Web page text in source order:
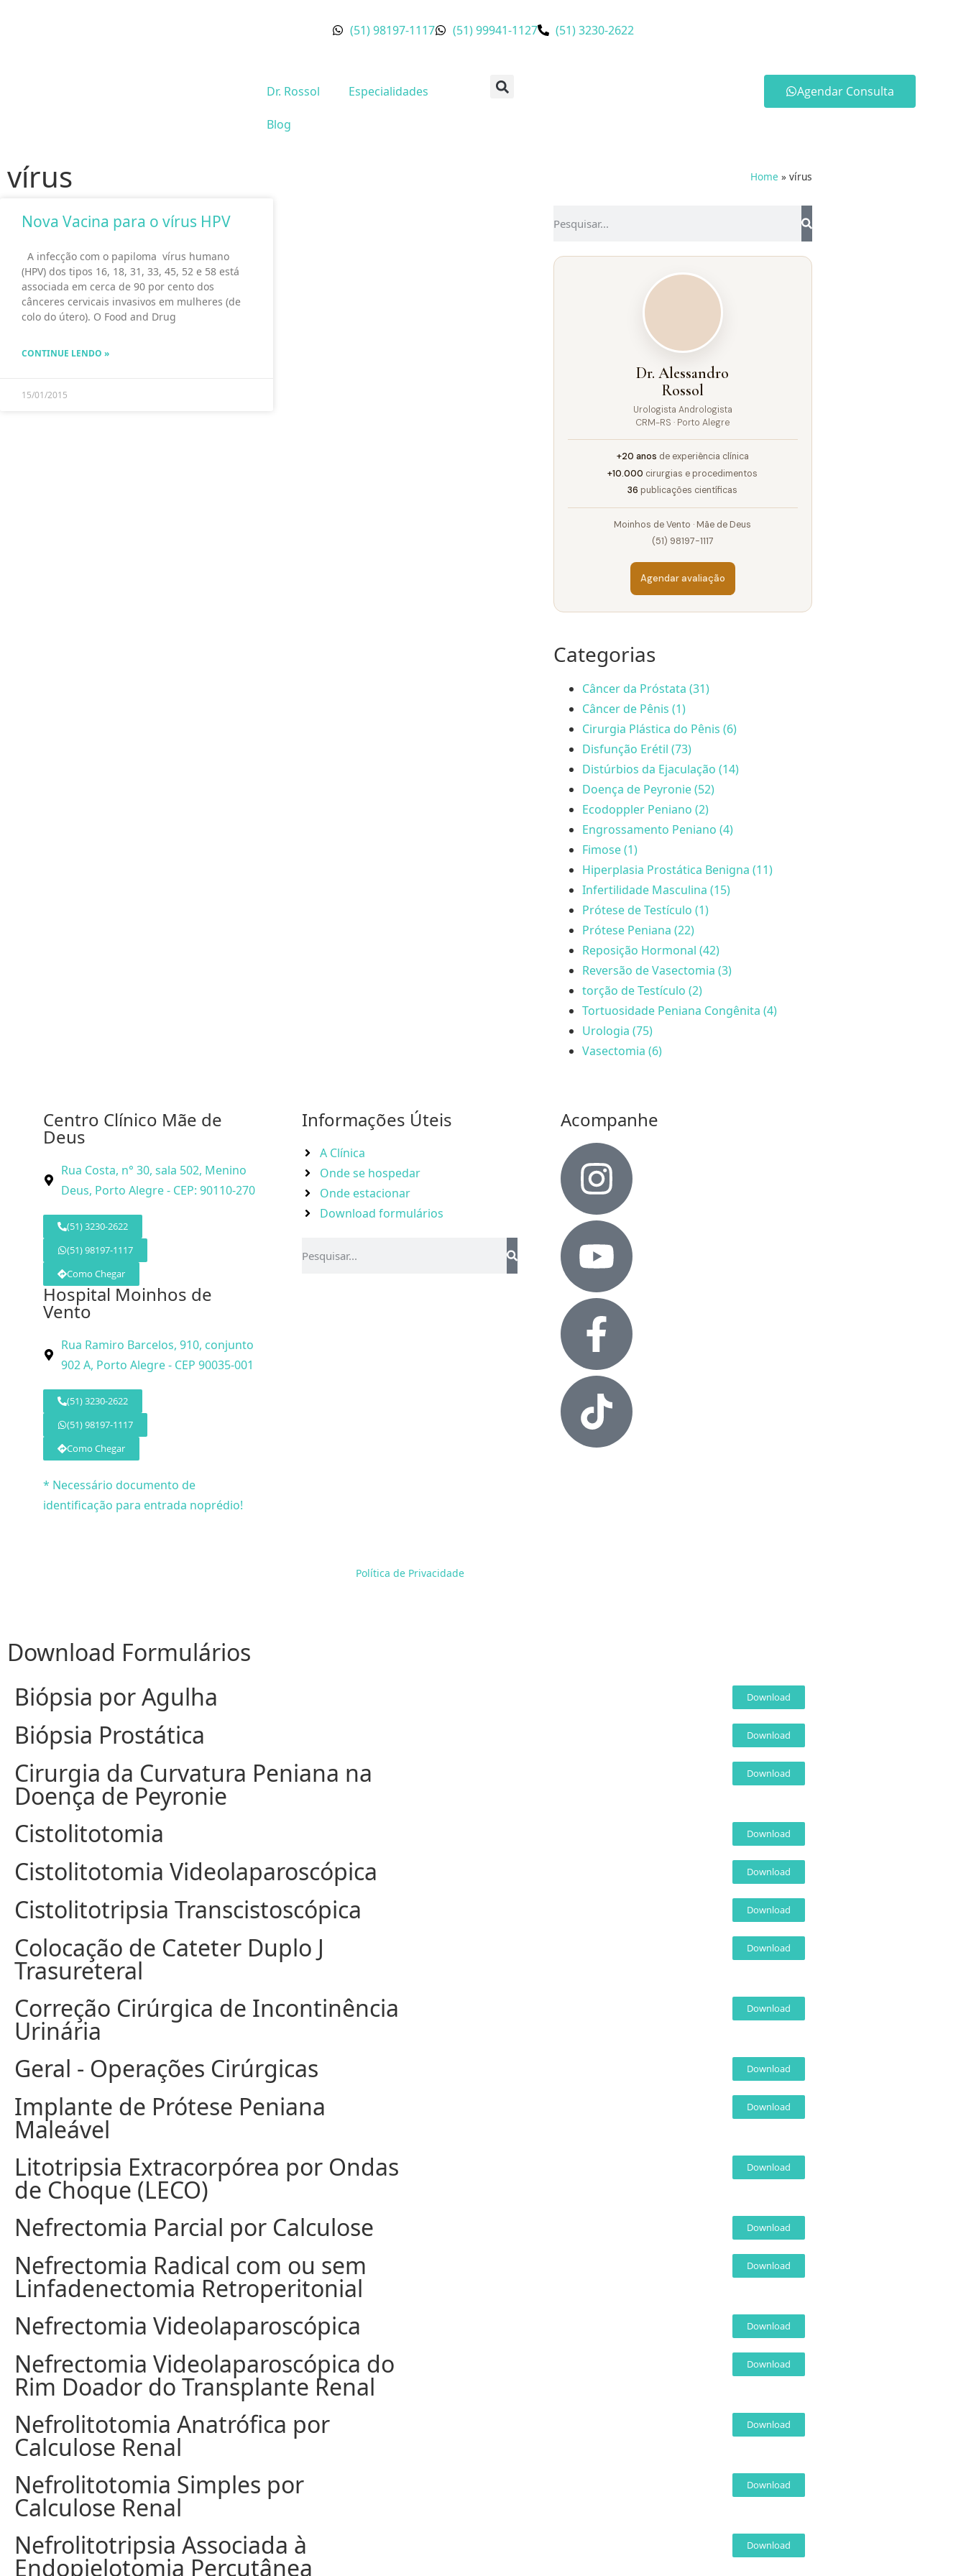
(51) 98197-1117 (51) 99941-1127 (51) 3230-2622
Dr. Rossol Especialidades
Blog
Agendar Consulta
vírus Home » vírus
Nova Vacina para o vírus HPV
A infecção com o papiloma vírus humano
(HPV) dos tipos 16, 18, 31, 33, 45, 52 e 58 está
associada em cerca de 90 por cento dos
cânceres cervicais invasivos em mulheres (de
colo do útero). O Food and Drug
CONTINUE LENDO »
15/01/2015
Dr. Alessandro
Rossol
Urologista Andrologista
CRM-RS · Porto Alegre
+20 anos de experiência clínica
+10.000 cirurgias e procedimentos
36 publicações científicas
Moinhos de Vento · Mãe de Deus
(51) 98197-1117
Agendar avaliação
Categorias
Câncer da Próstata (31)
Câncer de Pênis (1)
Cirurgia Plástica do Pênis (6)
Disfunção Erétil (73)
Distúrbios da Ejaculação (14)
Doença de Peyronie (52)
Ecodoppler Peniano (2)
Engrossamento Peniano (4)
Fimose (1)
Hiperplasia Prostática Benigna (11)
Infertilidade Masculina (15)
Prótese de Testículo (1)
Prótese Peniana (22)
Reposição Hormonal (42)
Reversão de Vasectomia (3)
torção de Testículo (2)
Tortuosidade Peniana Congênita (4)
Urologia (75)
Vasectomia (6)
Centro Clínico Mãe de
Deus
Rua Costa, n° 30, sala 502, Menino
Deus, Porto Alegre - CEP: 90110-270
(51) 3230-2622
(51) 98197-1117
Como Chegar
Hospital Moinhos de
Vento
Rua Ramiro Barcelos, 910, conjunto
902 A, Porto Alegre - CEP 90035-001
(51) 3230-2622
(51) 98197-1117
Como Chegar
* Necessário documento de
identificação para entrada noprédio!
Informações Úteis
A Clínica
Onde se hospedar
Onde estacionar
Download formulários
Acompanhe
Política de Privacidade
Download Formulários
Biópsia por Agulha
Download
Biópsia Prostática Download
Cirurgia da Curvatura Peniana na
Doença de Peyronie
Download
Cistolitotomia Download
Cistolitotomia Videolaparoscópica Download
Cistolitotripsia Transcistoscópica Download
Colocação de Cateter Duplo J
Trasureteral
Download
Correção Cirúrgica de Incontinência
Urinária
Download
Geral - Operações Cirúrgicas Download
Implante de Prótese Peniana
Maleável
Download
Litotripsia Extracorpórea por Ondas
de Choque (LECO)
Download
Nefrectomia Parcial por Calculose Download
Nefrectomia Radical com ou sem
Linfadenectomia Retroperitonial
Download
Nefrectomia Videolaparoscópica Download
Nefrectomia Videolaparoscópica do
Rim Doador do Transplante Renal
Download
Nefrolitotomia Anatrófica por
Calculose Renal
Download
Nefrolitotomia Simples por
Calculose Renal
Download
Nefrolitotripsia Associada à
Endopielotomia Percutânea
Download